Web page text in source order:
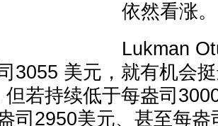
依然看涨。
Lukman
3055 美元，就有机会
但若持续低于每盎司
司2950美元、甚至每盎